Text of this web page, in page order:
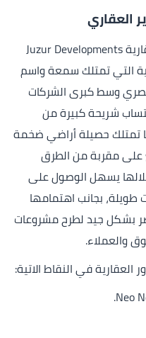
العقاري
شركة جذور للاستثمار والتنمية العقارية Juzur Developments
التي تمتلك سمعة واسم
وسط كبرى الشركات
شريحة كبيرة من
تمتلك حصيلة أراضي ضخمة
على مقربة من الطرق
يسهل الوصول على
بجانب اهتمامها
بشكل جيد لطرح مشروعات
والعملاء.
في النقاط الاتية: